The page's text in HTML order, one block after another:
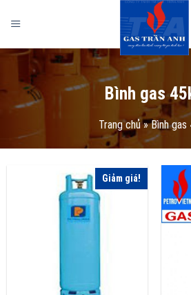
/ Bình gas 45kg
Bình gas
Trang chủ»Bình gas
Giảm giá!